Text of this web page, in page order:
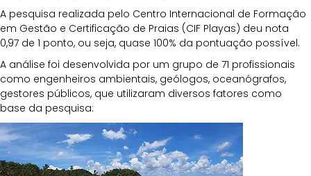
A pesquisa realizada pelo Centro Internacional de Formação
em Gestão e Certificação de Praias (CIF Playas) deu nota
0,97 de 1 ponto, ou seja, quase 100% da pontuação possível.
A análise foi desenvolvida por um grupo de 71 profissionais
como engenheiros ambientais, geólogos, oceanógrafos,
gestores públicos, que utilizaram diversos fatores como
base da pesquisa: